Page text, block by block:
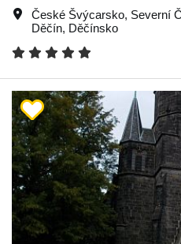
České Švýcarsko, Severní
Děčín, Děčínsko